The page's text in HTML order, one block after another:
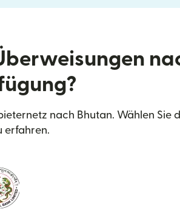
nach Bhutan. Wählen Sie
erfahren.